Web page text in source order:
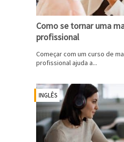
Como se tornar uma
profissional
Começar com um curso de
profissional ajuda a...
INGLÊS